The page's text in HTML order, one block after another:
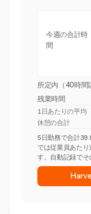
今週の合計時
間
所定内（40時間
残業時間
1日あたりの平均
休憩の合計
5日勤務で合計
では従業員あた
す。自動記録でそ